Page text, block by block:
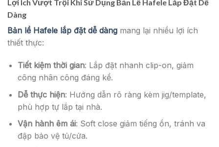
Lợi Ích Vượt Trội Khi Sử Dụng Bản Lề Hafele Lắp Đặt Dễ
Dàng
Bản lề Hafele lắp đặt dễ dàng mang lại nhiều lợi ích
thiết thực:
Tiết kiệm thời gian: Lắp đặt nhanh clip-on, giảm
công nhân công đáng kể.
Dễ thực hiện: Hướng dẫn rõ ràng kèm jig/template,
phù hợp tự lắp tại nhà.
Vận hành êm ái: Soft close giảm tiếng ồn, tránh va
đập bảo vệ tủ/cửa.